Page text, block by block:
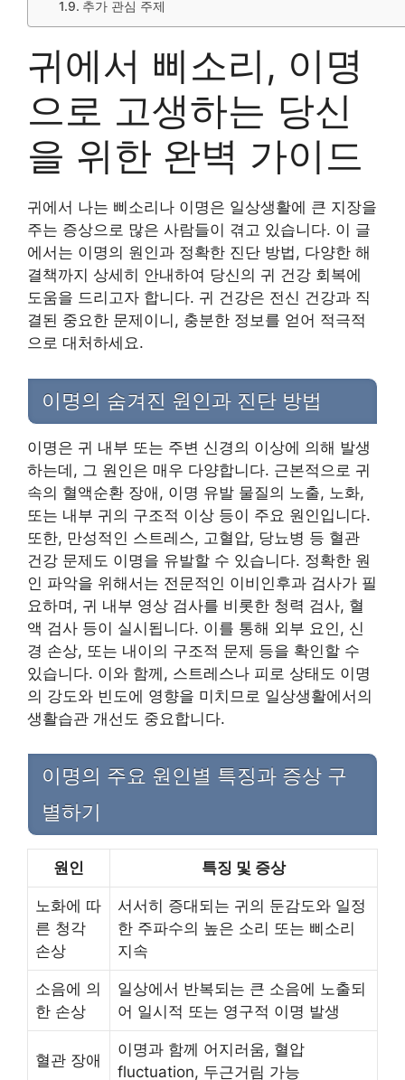
추가 관심 주제
귀에서 삐소리, 이명
으로 고생하는 당신
을 위한 완벽 가이드
귀에서 나는 삐소리나 이명은 일상생활에 큰 지장을
주는 증상으로 많은 사람들이 겪고 있습니다. 이 글
에서는 이명의 원인과 정확한 진단 방법, 다양한 해
결책까지 상세히 안내하여 당신의 귀 건강 회복에
도움을 드리고자 합니다. 귀 건강은 전신 건강과 직
결된 중요한 문제이니, 충분한 정보를 얻어 적극적
으로 대처하세요.
이명의 숨겨진 원인과 진단 방법
이명은 귀 내부 또는 주변 신경의 이상에 의해 발생
하는데, 그 원인은 매우 다양합니다. 근본적으로 귀
속의 혈액순환 장애, 이명 유발 물질의 노출, 노화,
또는 내부 귀의 구조적 이상 등이 주요 원인입니다.
또한, 만성적인 스트레스, 고혈압, 당뇨병 등 혈관
건강 문제도 이명을 유발할 수 있습니다. 정확한 원
인 파악을 위해서는 전문적인 이비인후과 검사가 필
요하며, 귀 내부 영상 검사를 비롯한 청력 검사, 혈
액 검사 등이 실시됩니다. 이를 통해 외부 요인, 신
경 손상, 또는 내이의 구조적 문제 등을 확인할 수
있습니다. 이와 함께, 스트레스나 피로 상태도 이명
의 강도와 빈도에 영향을 미치므로 일상생활에서의
생활습관 개선도 중요합니다.
이명의 주요 원인별 특징과 증상 구
별하기
원인 특징 및 증상
노화에 따
른 청각
손상
서서히 증대되는 귀의 둔감도와 일정
한 주파수의 높은 소리 또는 삐소리
지속
소음에 의
한 손상
일상에서 반복되는 큰 소음에 노출되
어 일시적 또는 영구적 이명 발생
혈관 장애
이명과 함께 어지러움, 혈압
fluctuation, 두근거림 가능